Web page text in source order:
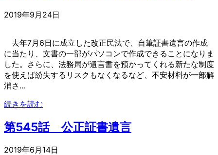
2019年9月24日
去年7月6日に成立した改正民法で、自筆証書遺言の作成
に当たり、文書の一部がパソコンで作成できることになりま
した。さらに、法務局が遺言書を預かってくれる新たな制度
を使えば紛失するリスクもなくなるなど、不安材料が一部解
消さ…
続きを読む
第545話 公正証書遺言
2019年6月14日